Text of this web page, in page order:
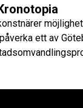
ett av